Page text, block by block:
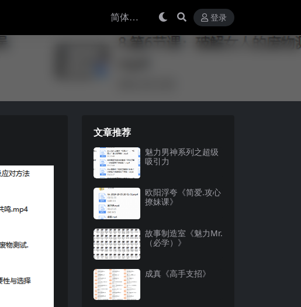
登录
文章推荐
魅力男神系列之超级
吸引力
欧阳浮夸《简爱.攻心
撩妹课》
故事制造室《魅力Mr.
（必学）》
成真《高手支招》